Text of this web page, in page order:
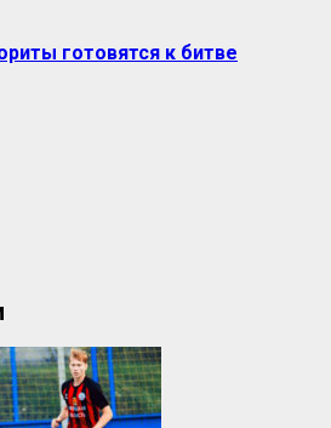
готовятся к битве